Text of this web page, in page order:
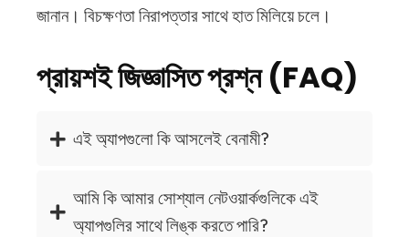
জানান। বিচক্ষণতা নিরাপত্তার সাথে হাত মিলিয়ে চলে।
প্রায়শই জিজ্ঞাসিত প্রশ্ন (FAQ)
এই অ্যাপগুলো কি আসলেই বেনামী?
আমি কি আমার সোশ্যাল নেটওয়ার্কগুলিকে এই
অ্যাপগুলির সাথে লিঙ্ক করতে পারি?